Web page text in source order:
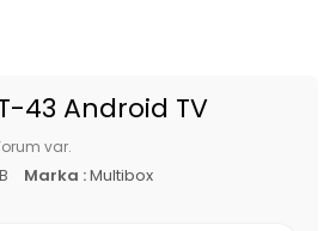
43 Android TV
var.
Marka :Multibox